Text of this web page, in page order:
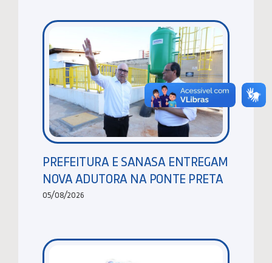
PREFEITURA E SANASA ENTREGAM
NOVA ADUTORA NA PONTE PRETA
05/08/2026